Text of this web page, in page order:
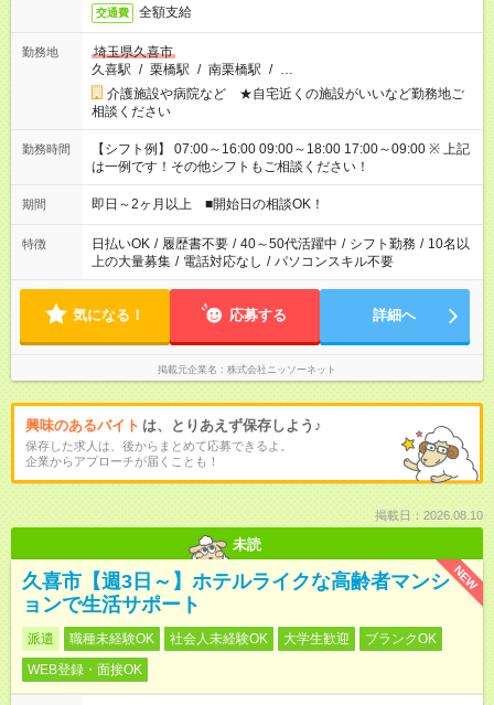
交通費 全額支給
勤務地
埼玉県久喜市
久喜駅 / 栗橋駅 / 南栗橋駅 / …
介護施設や病院など ★自宅近くの施設がいいなど勤務地ご
相談ください
勤務時間
【シフト例】 07:00～16:00 09:00～18:00 17:00～09:00 ※ 上記
は一例です！その他シフトもご相談ください！
期間 即日～2ヶ月以上 ■開始日の相談OK！
特徴 日払いOK / 履歴書不要 / 40～50代活躍中 / シフト勤務 / 10名以
上の大量募集 / 電話対応なし / パソコンスキル不要
気になる！ 応募する 詳細へ
掲載元企業名 株式会社ニッソーネット
興味のあるバイト は、とりあえず保存しよう♪
保存した求人は、後からまとめて応募できるよ。
企業からアプローチが届くことも！
掲載日：2026.08.10
未読
NEW
久喜市【週3日～】ホテルライクな高齢者マンシ
ョンで生活サポート
派遣 職種未経験OK 社会人未経験OK 大学生歓迎
ブランクOK
WEB登録・面接OK